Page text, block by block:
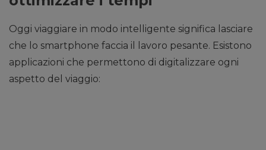
Oggi viaggiare in modo intelligente significa lasciare
che lo smartphone faccia il lavoro pesante. Esistono
applicazioni che permettono di digitalizzare ogni
aspetto del viaggio: